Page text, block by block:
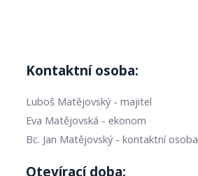
Kontaktní osoba:
Luboš Matějovský - majitel
Eva Matějovská - ekonom
Bc. Jan Matějovský - kontaktní osoba
Otevírací doba: